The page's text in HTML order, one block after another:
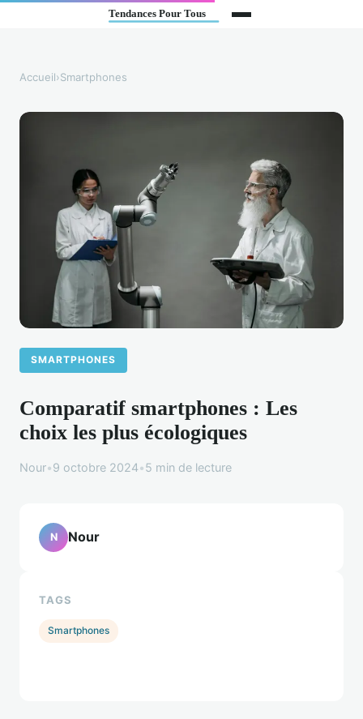
Accueil›Smartphones
SMARTPHONES
Comparatif smartphones : Les
choix les plus écologiques
Nour•9 octobre 2024•5 min de lecture
N Nour
TAGS
Smartphones